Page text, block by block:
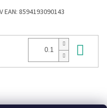
EAN: 8594193090143